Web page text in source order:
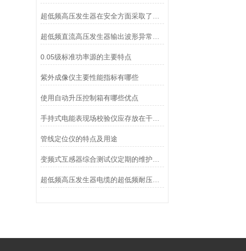
0.05级标准功率源的主要特点
紫外成像仪主要性能指标有哪些
使用自动升压控制箱有哪些优点
手持式电能表现场校验仪应存放在干燥、阴凉的地方
管线定位仪的特点及用途
超低频高压发生器电缆的超低频耐压试验方法